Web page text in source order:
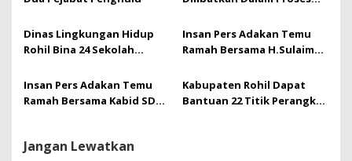
Pernah Menandatangani
CPCL
Dinas Lingkungan Hidup
Rohil Bina 24 Sekolah
Penilaian Tahun 2024
Insan Pers Adakan Temu
Ramah Bersama H.Sulaiman
Insan Pers Adakan Temu
Ramah Bersama Kabid SD
Kabupaten Rohil Dapat
Bantuan 22 Titik Perangkat
Jangan Lewatkan